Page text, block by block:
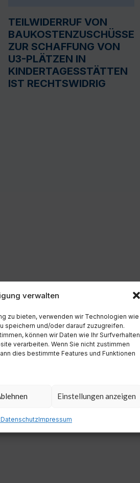
verwalten
zu bieten, verwenden wir Technologien wie
speichern und/oder darauf zuzugreifen.
können wir Daten wie Ihr Surfverhalten
verarbeiten. Wenn Sie nicht zustimmen
dies bestimmte Features und Funktionen
Einstellungen anzeigen
DatenschutzImpressum
TEILWIDERRUF VON
BAUKOSTENZUSCHÜSSEN
ZUR SCHAFFUNG VON
U3-PLÄTZEN IN
KINDERTAGESSTÄTTEN
IST RECHTSWIDRIG